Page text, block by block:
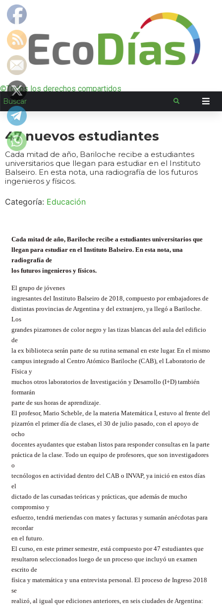
©Todos los derechos compartidos
47 nuevos estudiantes
Cada mitad de año, Bariloche recibe a estudiantes
universitarios que llegan para estudiar en el Instituto
Balseiro. En esta nota, una radiografía de los futuros
ingenieros y físicos.
Categoría: Educación
Cada mitad de año, Bariloche recibe a estudiantes universitarios que
llegan para estudiar en el Instituto Balseiro. En esta nota, una
radiografía de
los futuros ingenieros y físicos.
El grupo de jóvenes
ingresantes del Instituto Balseiro de 2018, compuesto por embajadores de
distintas provincias de Argentina y del extranjero, ya llegó a Bariloche.
Los
grandes pizarrones de color negro y las tizas blancas del aula del edificio
de
la ex biblioteca serán parte de su rutina semanal en este lugar. En el mismo
campus integrado al Centro Atómico Bariloche (CAB), el Laboratorio de
Física y
muchos otros laboratorios de Investigación y Desarrollo (I+D) también
formarán
parte de sus horas de aprendizaje.
El profesor, Mario Scheble, de la materia Matemática I, estuvo al frente del
pizarrón el primer día de clases, el 30 de julio pasado, con el apoyo de
ocho
docentes ayudantes que estaban listos para responder consultas en la parte
práctica de la clase. Todo un equipo de profesores, que son investigadores
o
tecnólogos en actividad dentro del CAB o INVAP, ya inició en estos días
el
dictado de las cursadas teóricas y prácticas, que además de mucho
compromiso y
esfuerzo, tendrá meriendas con mates y facturas y sumarán anécdotas para
recordar
en el futuro.
El curso, en este primer semestre, está compuesto por 47 estudiantes que
resultaron seleccionados luego de un proceso que incluyó un examen
escrito de
física y matemática y una entrevista personal. El proceso de Ingreso 2018
se
realizó, al igual que ediciones anteriores, en seis ciudades de Argentina: